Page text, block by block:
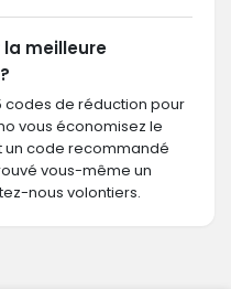
meilleure
codes de réduction pour
vous économisez le
un code recommandé
vous-même un
nous volontiers.